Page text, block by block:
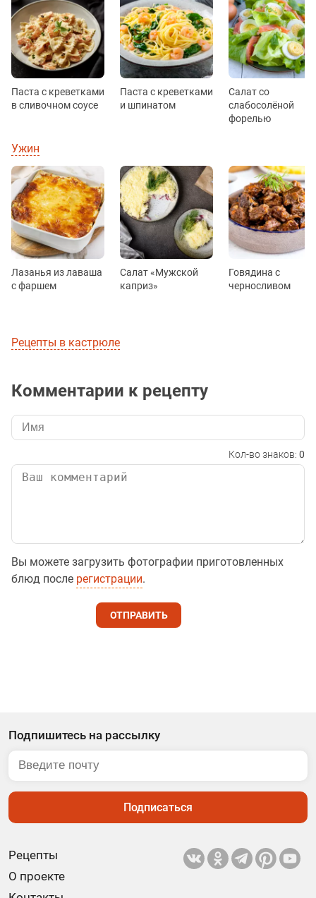
Паста с креветками
в сливочном соусе
Паста с креветками
и шпинатом
Салат со
слабосолёной
форелью
Ужин
Лазанья из лаваша
с фаршем
Салат «Мужской
каприз»
Говядина с
черносливом
Рецепты в кастрюле
Комментарии к рецепту
Кол-во знаков: 0
Вы можете загрузить фотографии приготовленных
блюд после регистрации.
ОТПРАВИТЬ
Рецепты
О проекте
Подпишитесь на рассылку
Подписаться